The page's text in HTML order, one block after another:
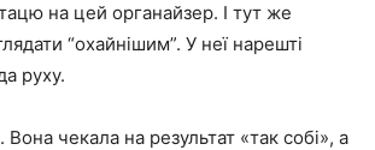
на цей органайзер. І тут же
“охайнішим”. У неї нарешті
руху.
Вона чекала на результат «так собі», а